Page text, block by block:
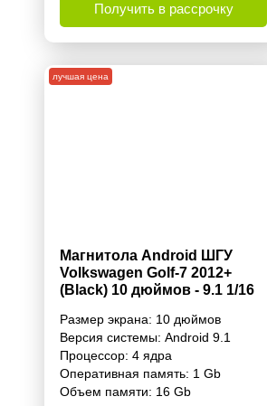
Получить в рассрочку
Магнитола Android ШГУ
Volkswagen Golf-7 2012+
(Black) 10 дюймов - 9.1 1/16
Размер экрана: 10 дюймов
Версия системы: Android 9.1
Процессор: 4 ядра
Оперативная память: 1 Gb
Объем памяти: 16 Gb
лучшая цена